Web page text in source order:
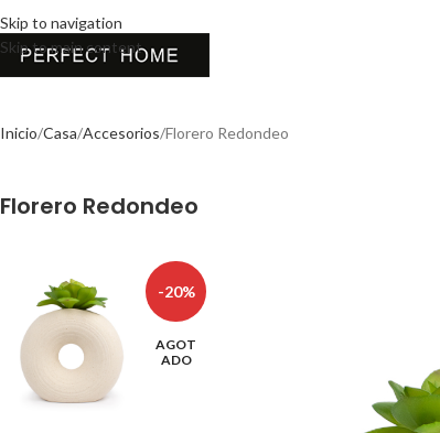
Skip to navigation
Skip to main content
Inicio Casa Accesorios Florero Redondeo
Florero Redondeo
-20%
AGOT
ADO